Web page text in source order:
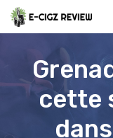
cette